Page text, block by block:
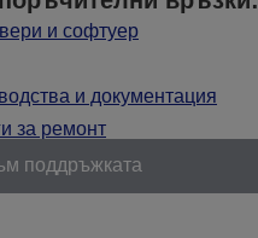
и софтуер
и документация
за ремонт
поддръжката